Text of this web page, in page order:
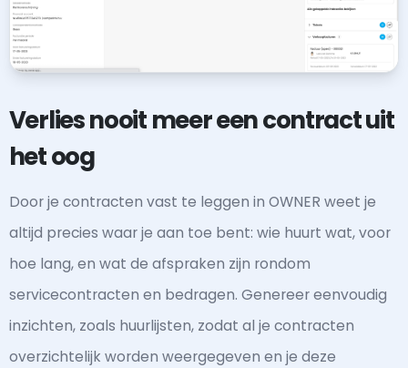
Verlies nooit meer een contract uit
het oog
Door je contracten vast te leggen in OWNER weet je
altijd precies waar je aan toe bent: wie huurt wat, voor
hoe lang, en wat de afspraken zijn rondom
servicecontracten en bedragen. Genereer eenvoudig
inzichten, zoals huurlijsten, zodat al je contracten
overzichtelijk worden weergegeven en je deze